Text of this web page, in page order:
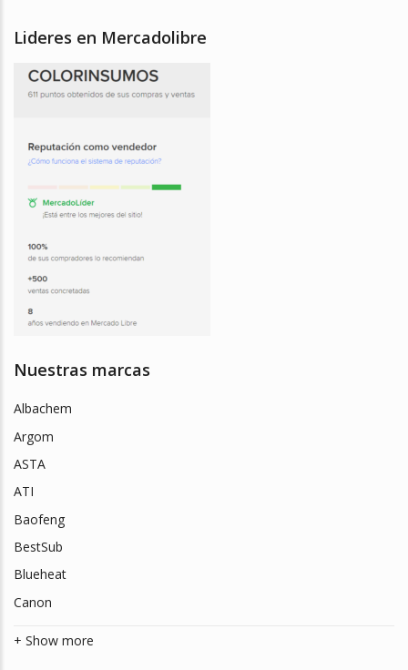
Lideres en Mercadolibre
Nuestras marcas
Albachem
Argom
ASTA
ATI
Baofeng
BestSub
Blueheat
Canon
+ Show more